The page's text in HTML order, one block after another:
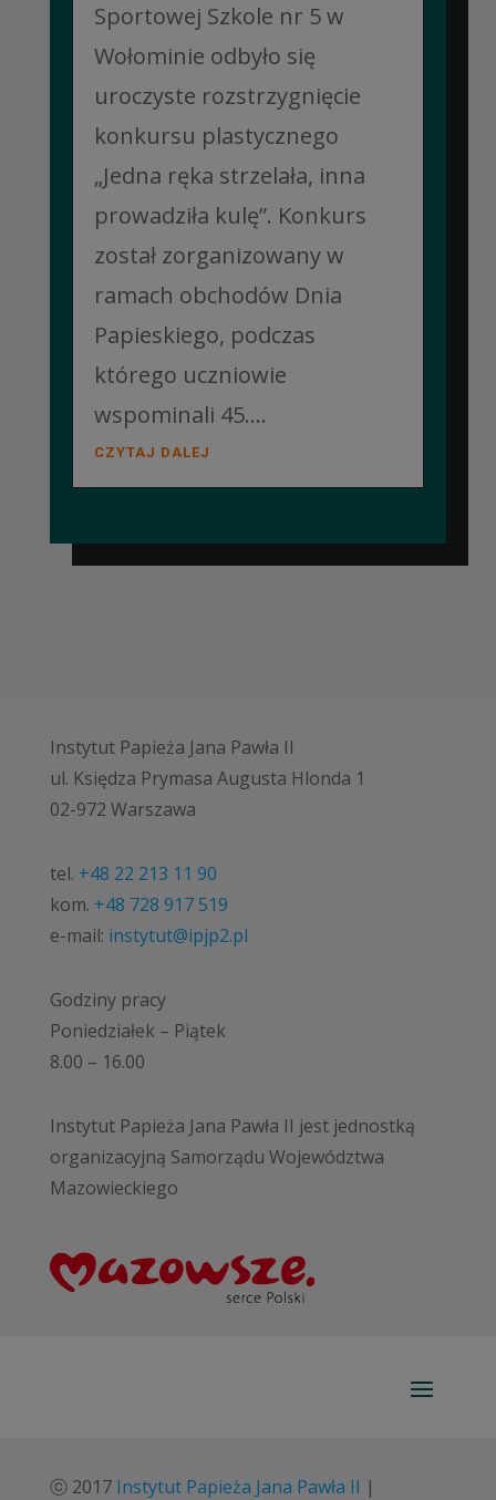
Sportowej Szkole nr 5 w
Wołominie odbyło się
uroczyste rozstrzygnięcie
konkursu plastycznego
„Jedna ręka strzelała, inna
prowadziła kulę”. Konkurs
został zorganizowany w
ramach obchodów Dnia
Papieskiego, podczas
którego uczniowie
wspominali 45....
CZYTAJ DALEJ
Instytut Papieża Jana Pawła II
ul. Księdza Prymasa Augusta Hlonda 1
02-972 Warszawa
tel. +48 22 213 11 90
kom. +48 728 917 519
e-mail: instytut@ipjp2.pl
Godziny pracy
Poniedziałek – Piątek
8.00 – 16.00
Instytut Papieża Jana Pawła II jest jednostką
organizacyjną Samorządu Województwa
Mazowieckiego
ⓒ 2017 Instytut Papieża Jana Pawła II |